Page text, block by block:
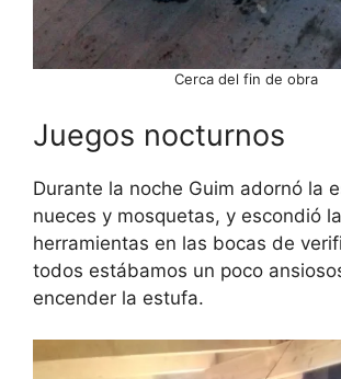
Cerca del fin de obra
Juegos nocturnos
Durante la noche Guim adornó la
nueces y mosquetas, y escondió
herramientas en las bocas de
todos estábamos un poco
encender la estufa.